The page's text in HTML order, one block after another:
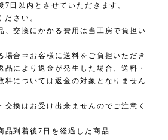
7日以内とさせていただきます。
さい。
交換にかかる費用は当工房で負担い
場合⇒お客様に送料をご負担いただき
品により返金が発生した場合、送料・
料については返金の対象となりません
交換はお受け出来ませんのでご注意く
品到着後7日を経過した商品